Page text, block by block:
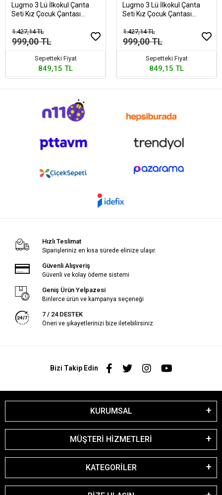
Lugmo 3 Lü İlkokul Çanta
Seti Kız Çocuk Çantası
Pembe
1.427,14 TL
999,00 TL
Sepetteki Fiyat
849,15 TL
Lugmo 3 Lü İlkokul Çanta
Seti Kız Çocuk Çantası
1.427,14 TL
999,00 TL
Sepetteki Fiyat
849,15 TL
Hızlı Teslimat
Siparişleriniz en kısa sürede elinize ulaşır.
Güvenli Alışveriş
Güvenli ve kolay ödeme sistemi
Geniş Ürün Yelpazesi
Binlerce ürün ve kampanya seçeneği
7 / 24 DESTEK
Öneri ve şikayetlerinizi bize iletebilirsiniz.
Bizi Takip Edin
KURUMSAL
MÜŞTERİ HİZMETLERİ
KATEGORİLER